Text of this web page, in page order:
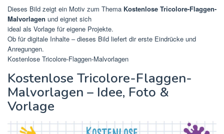
Dieses Bild zeigt ein Motiv zum Thema Kostenlose Tricolore-Flaggen-
Malvorlagen und eignet sich
ideal als Vorlage für eigene Projekte.
Ob für digitale Inhalte – dieses Bild liefert dir erste Eindrücke und
Anregungen.
Kostenlose Tricolore-Flaggen-Malvorlagen
Kostenlose Tricolore-Flaggen-
Malvorlagen – Idee, Foto &
Vorlage